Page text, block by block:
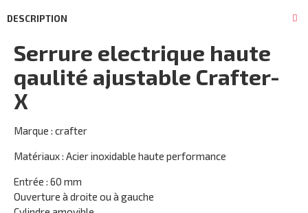
DESCRIPTION
Serrure electrique haute
qaulité ajustable Crafter-
X
Marque : crafter
Matériaux : Acier inoxidable haute performance
Entrée : 60 mm
Ouverture à droite ou à gauche